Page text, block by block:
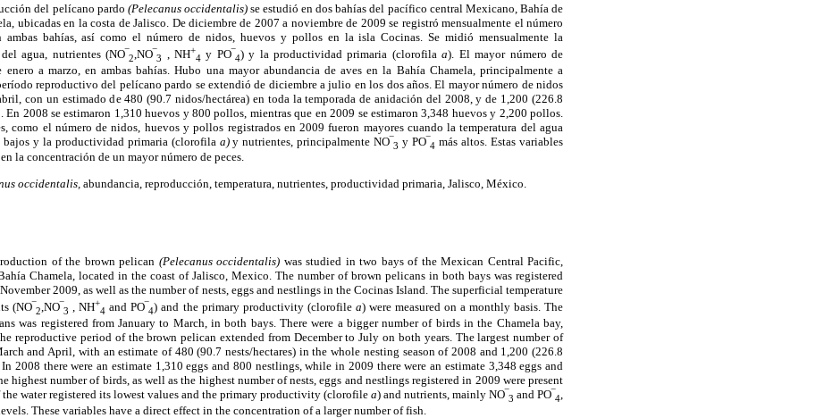
del pelícano pardo (Pelecanus occidentalis) se estudió en dos bahías del pacífico central Mexicano, Bahía de
ubicadas en la costa de Jalisco. De diciembre de 2007 a noviembre de 2009 se registró mensualmente el número
ambas bahías, así como el número de nidos, huevos y pollos en la isla Cocinas. Se midió mensualmente la
agua, nutrientes (NO‾2,NO‾3 , NH+
4 y PO‾ 4) y la productividad primaria (clorofilaa). El mayor número de
enero a marzo, en ambas bahías. Hubo una mayor abundancia de aves en la Bahía Chamela, principalmente a
reproductivo del pelícano pardo se extendió de diciembre a julio en los dos años. El mayor número de nidos
con un estimado de 480 (90.7 nidos/hectárea) en toda la temporada de anidación del 2008, y de 1,200 (226.8
En 2008 se estimaron 1,310 huevos y 800 pollos, mientras que en 2009 se estimaron 3,348 huevos y 2,200 pollos.
como el número de nidos, huevos y pollos registrados en 2009 fueron mayores cuando la temperatura del agua
bajos y la productividad primaria (clorofila a)y nutrientes, principalmente NO‾3 y PO‾ 4 más altos. Estas variables
la concentración de un mayor número de peces.
occidentalis, abundancia, reproducción, temperatura, nutrientes, productividad primaria, Jalisco, México.
of the brown pelican (Pelecanus occidentalis) was studied in two bays of the Mexican Central Pacific,
Chamela, located in the coast of Jalisco, Mexico. The number of brown pelicans in both bays was registered
2009, as well as the number of nests, eggs and nestlings in the Cocinas Island. The superficial temperature
(NO‾2,NO‾3 , NH+
4 and PO‾ 4) and the primary productivity (clorofile a) were measured on a monthly basis. The
was registered from January to March, in both bays. There were a bigger number of birds in the Chamela bay,
reproductive period of the brown pelican extended from December to July on both years. The largest number of
and April, with an estimate of 480 (90.7 nests/hectares) in the whole nesting season of 2008 and 1,200 (226.8
2008 there were an estimate 1,310 eggs and 800 nestlings, while in 2009 there were an estimate 3,348 eggs and
highest number of birds, as well as the highest number of nests, eggs and nestlings registered in 2009 were present
the water registered its lowest values and the primary productivity (clorofile a) and nutrients, mainly NO‾ 3 and PO‾ 4,
These variables have a direct effect in the concentration of a larger number of fish.